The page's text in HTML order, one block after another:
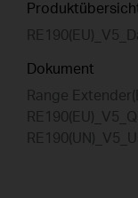
Dokument
Range